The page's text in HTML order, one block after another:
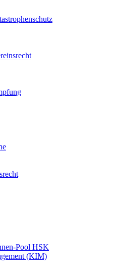
Pool HSK
(KIM)